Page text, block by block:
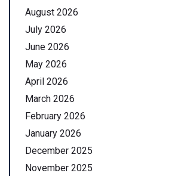
August 2026
July 2026
June 2026
May 2026
April 2026
March 2026
February 2026
January 2026
December 2025
November 2025